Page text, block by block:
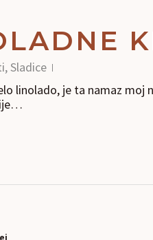
,Sladice
linolado, je ta namaz moj